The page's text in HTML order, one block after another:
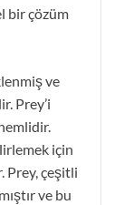
bir çözüm
ve
Prey’i
için
Prey, çeşitli
ve bu